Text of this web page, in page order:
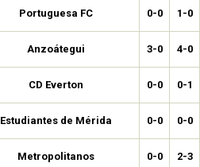
Portuguesa FC 0-0 1-0
Anzoátegui 3-0 4-0
CD Everton 0-0 0-1
Estudiantes de Mérida 0-0 0-0
Metropolitanos 0-0 2-3